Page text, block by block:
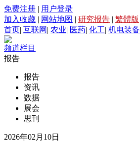
免费注册 | 用户登录
加入收藏 | 网站地图 | 研究报告 | 繁體版
首页| 互联网 | 农业| 医药| 化工| 机电装备
频道栏目
报告
报告
资讯
数据
展会
思刊
2026年02月10日